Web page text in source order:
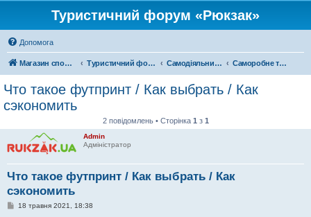
Туристичний форум «Рюкзак»
Допомога
Магазин спорядження Туристичний форум «Рюкзак» Самодіяльний туризм Саморобне туристичне спорядження
Что такое футпринт / Как выбрать / Как
сэкономить
2 повідомлень • Сторінка 1 з 1
Admin
Адміністратор
Что такое футпринт / Как выбрать / Как
сэкономить
П18 травня 2021, 18:38